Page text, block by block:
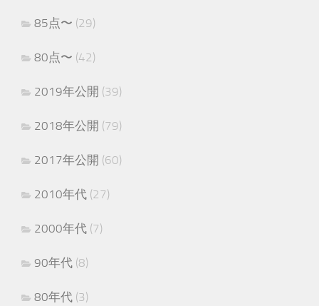
85点〜 (29)
80点〜 (42)
2019年公開 (39)
2018年公開 (79)
2017年公開 (60)
2010年代 (27)
2000年代 (7)
90年代 (8)
80年代 (3)